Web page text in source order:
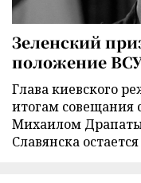
Зеленский
положение
Глава киевского
итогам
Михаилом
Славянска